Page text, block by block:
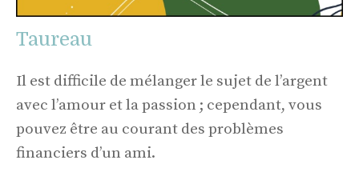
Taureau
Il est difficile de mélanger le sujet de l’argent
avec l’amour et la passion ; cependant, vous
pouvez être au courant des problèmes
financiers d’un ami.